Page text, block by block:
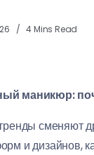
4 Mins Read
маникюр:
сменяют
и дизайнов,